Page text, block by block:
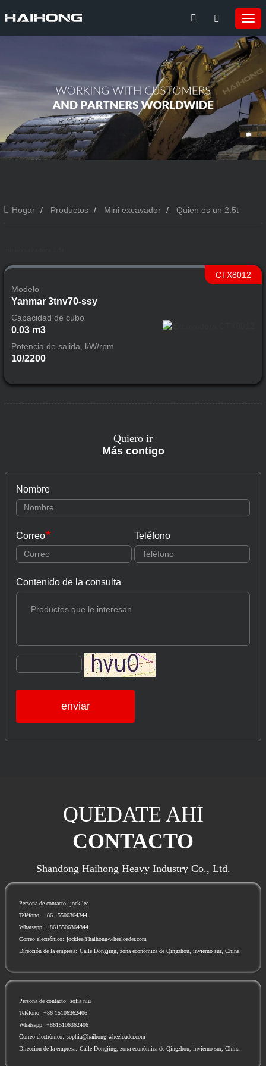
Hogar Productos Mini excavador Quien es un 2.5t
CTX8012
Modelo
Yanmar 3tnv70-ssy
Capacidad de cubo
0.03 m3
Potencia de salida, kW/rpm
10/2200
Quiero ir
Más contigo
Nombre
Correo Teléfono
Contenido de la consulta
enviar
QUÉDATE AHÍ
CONTACTO
Shandong Haihong Heavy Industry Co., Ltd.
Persona de contacto: jock lee
Teléfono: +86 15506364344
Whatsapp: +8615506364344
Correo electrónico: jocklee@haihong-wheeloader.com
Dirección de la empresa: Calle Dongjing, zona económica de Qingzhou, invierno sur, China
Persona de contacto: sofia niu
Teléfono: +86 15106362406
Whatsapp: +8615106362406
Correo electrónico: sophia@haihong-wheeloader.com
Dirección de la empresa: Calle Dongjing, zona económica de Qingzhou, invierno sur, China